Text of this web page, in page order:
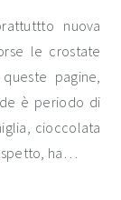
nuova
le crostate
pagine,
è periodo di
cioccolata
ha…